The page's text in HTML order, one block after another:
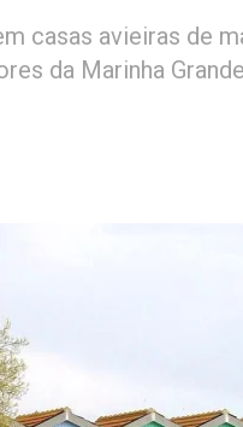
casas avieiras de
da Marinha